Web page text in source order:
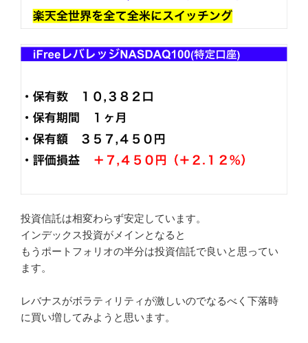
投資信託は相変わらず安定しています。
インデックス投資がメインとなると
もうポートフォリオの半分は投資信託で良いと思ってい
ます。
レバナスがボラティリティが激しいのでなるべく下落時
に買い増してみようと思います。